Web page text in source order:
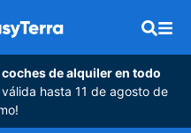
de alquiler en todo
hasta 11 de agosto de